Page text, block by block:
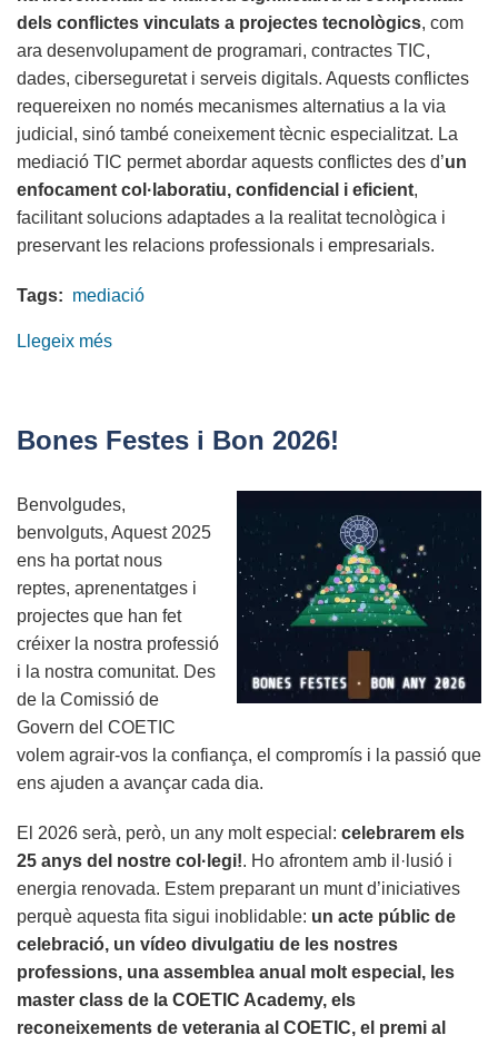
dels conflictes vinculats a projectes tecnològics, com
ara desenvolupament de programari, contractes TIC,
dades, ciberseguretat i serveis digitals. Aquests conflictes
requereixen no només mecanismes alternatius a la via
judicial, sinó també coneixement tècnic especialitzat. La
mediació TIC permet abordar aquests conflictes des d’un
enfocament col·laboratiu, confidencial i eficient,
facilitant solucions adaptades a la realitat tecnològica i
preservant les relacions professionals i empresarials.
Tags: mediació
Llegeix més
la
-
2026
Bones Festes i Bon 2026!
Benvolgudes,
benvolguts, Aquest 2025
ens ha portat nous
reptes, aprenentatges i
projectes que han fet
créixer la nostra professió
i la nostra comunitat. Des
de la Comissió de
Govern del COETIC
volem agrair-vos la confiança, el compromís i la passió que
ens ajuden a avançar cada dia.
El 2026 serà, però, un any molt especial: celebrarem els
25 anys del nostre col·legi!. Ho afrontem amb il·lusió i
energia renovada. Estem preparant un munt d’iniciatives
perquè aquesta fita sigui inoblidable: un acte públic de
celebració, un vídeo divulgatiu de les nostres
professions, una assemblea anual molt especial, les
master class de la COETIC Academy, els
reconeixements de veterania al COETIC, el premi al